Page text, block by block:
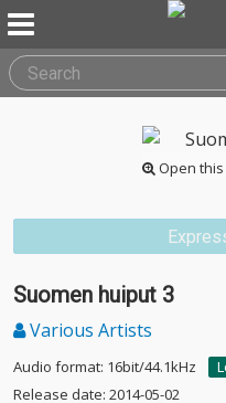
Open
Suomen huiput 3
Various Artists
Audio format: 16bit/44.1kHz
Release date: 2014-05-02